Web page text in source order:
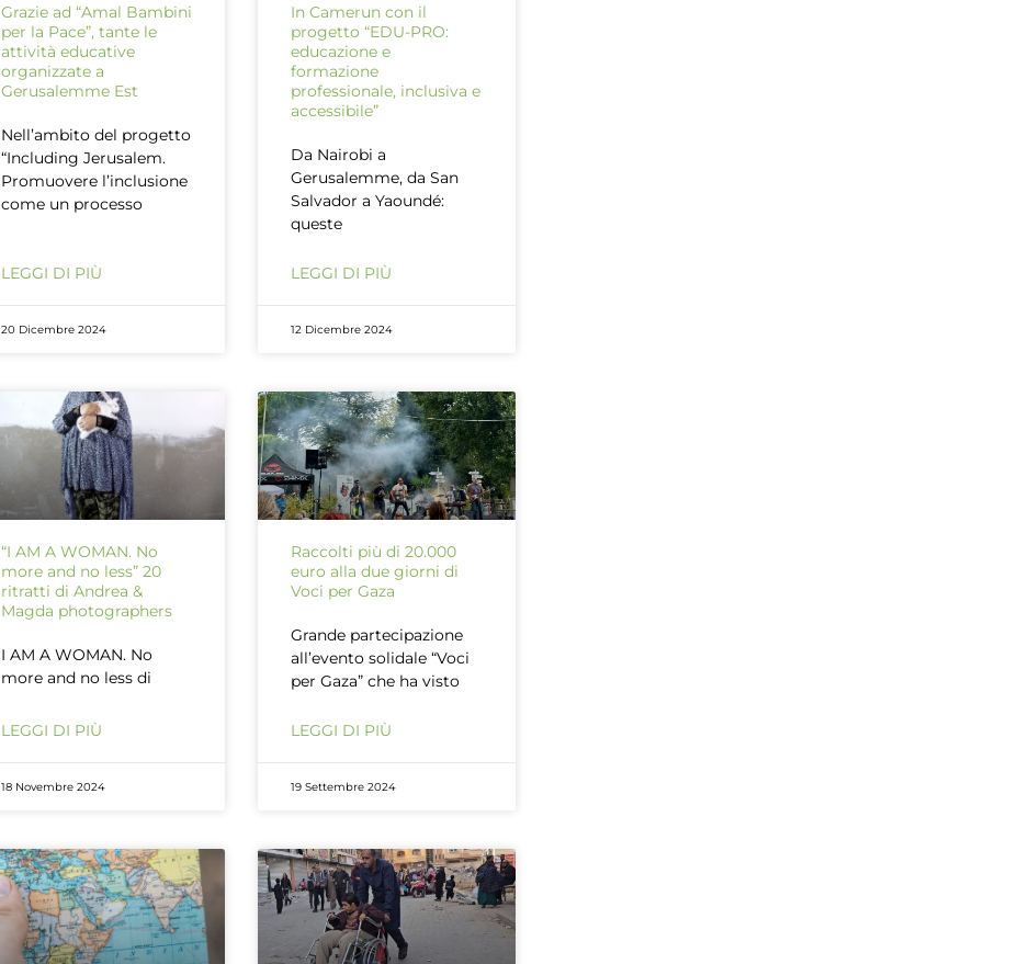
Grazie ad “Amal Bambini
per la Pace”, tante le
attività educative
organizzate a
Gerusalemme Est
Nell’ambito del progetto
“Including Jerusalem.
Promuovere l’inclusione
come un processo
LEGGI DI PIÙ
20 Dicembre 2024
In Camerun con il
progetto “EDU-PRO:
educazione e
formazione
professionale, inclusiva e
accessibile”
Da Nairobi a
Gerusalemme, da San
Salvador a Yaoundé:
queste
LEGGI DI PIÙ
12 Dicembre 2024
“I AM A WOMAN. No
more and no less” 20
ritratti di Andrea &
Magda photographers
I AM A WOMAN. No
more and no less di
LEGGI DI PIÙ
18 Novembre 2024
Raccolti più di 20.000
euro alla due giorni di
Voci per Gaza
Grande partecipazione
all’evento solidale “Voci
per Gaza” che ha visto
LEGGI DI PIÙ
19 Settembre 2024